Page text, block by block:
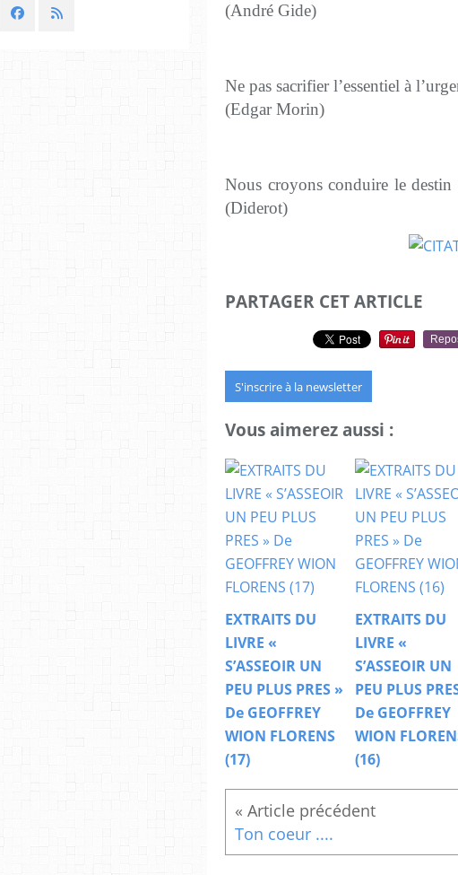
(André Gide)
Ne pas sacrifier l’essentiel à
(Edgar Morin)
Nous croyons conduire le
(Diderot)
PARTAGER CET ARTICLE
S'inscrire à la newsletter
Vous aimerez aussi :
EXTRAITS DU
LIVRE «
S’ASSEOIR UN
PEU PLUS PRES »
De GEOFFREY
WION FLORENS
(17)
EXTRAITS DU
LIVRE «
S’ASSEOIR UN
PEU PLUS
De GEOFFREY
WION
(16)
Ton coeur ....